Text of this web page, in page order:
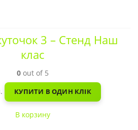
3 – Стенд Наш
клас
0out of 5
КУПИТИ В ОДИН КЛІК
В корзину